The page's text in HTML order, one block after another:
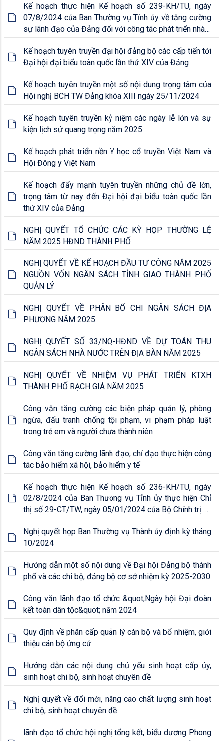
Kế hoạch thực hiện Kế hoạch số 239-KH/TU, ngày
07/8/2024 của Ban Thường vụ Tỉnh ủy về tăng cường
sự lãnh đạo của Đảng đối với công tác phát triển nhà ở
xã hội trong tình hình mới
Kế hoạch tuyên truyền đại hội đảng bộ các cấp tiến tới
Đại hội đại biểu toàn quốc lần thứ XIV của Đảng
Kế hoạch tuyên truyền một số nội dung trọng tâm của
Hội nghị BCH TW Đảng khóa XIII ngày 25/11/2024
Kế hoạch tuyên truyền kỷ niệm các ngày lễ lớn và sự
kiện lịch sử quang trọng năm 2025
Kế hoạch phát triển nền Y học cổ truyền Việt Nam và
Hội Đông y Việt Nam
Kế hoạch đẩy mạnh tuyên truyền những chủ đề lớn,
trọng tâm từ nay đến Đại hội đại biểu toàn quốc lần
thứ XIV của Đảng
NGHỊ QUYẾT TỔ CHỨC CÁC KỲ HỌP THƯỜNG LỆ
NĂM 2025 HĐND THÀNH PHỐ
NGHỊ QUYẾT VỀ KẾ HOẠCH ĐẦU TƯ CÔNG NĂM 2025
NGUỒN VỐN NGÂN SÁCH TỈNH GIAO THÀNH PHỐ
QUẢN LÝ
NGHỊ QUYẾT VỀ PHÂN BỔ CHI NGÂN SÁCH ĐỊA
PHƯƠNG NĂM 2025
NGHỊ QUYẾT SỐ 33/NQ-HĐND VỀ DỰ TOÁN THU
NGÂN SÁCH NHÀ NƯỚC TRÊN ĐỊA BÀN NĂM 2025
NGHỊ QUYẾT VỀ NHIỆM VỤ PHÁT TRIỂN KTXH
THÀNH PHỐ RẠCH GIÁ NĂM 2025
Công văn tăng cường các biện pháp quản lý, phòng
ngừa, đấu tranh chống tội phạm, vi phạm pháp luật
trong trẻ em và người chưa thành niên
Công văn tăng cường lãnh đạo, chỉ đạo thực hiện công
tác bảo hiểm xã hội, bảo hiểm y tế
Kế hoạch thực hiện Kế hoạch số 236-KH/TU, ngày
02/8/2024 của Ban Thường vụ Tỉnh ủy thực hiện Chỉ
thị số 29-CT/TW, ngày 05/01/2024 của Bộ Chính trị về
công tác phổ cập giáo dục, giáo dục bắt buộc, xóa mù
chữ cho người lớn và đẩy mạnh phân luồng học sinh tr
Nghị quyết họp Ban Thường vụ Thành ủy định kỳ tháng
10/2024
Hướng dẫn một số nội dung về Đại hội Đảng bộ thành
phố và các chi bộ, đảng bộ cơ sở nhiệm kỳ 2025-2030
Công văn lãnh đạo tổ chức &quot;Ngày hội Đại đoàn
kết toàn dân tộc&quot; năm 2024
Quy định về phân cấp quản lý cán bộ và bổ nhiệm, giới
thiệu cán bộ ứng cử
Hướng dẫn các nội dung chủ yếu sinh hoạt cấp ủy,
sinh hoạt chi bộ, sinh hoạt chuyên đề
Nghị quyết về đổi mới, nâng cao chất lượng sinh hoạt
chi bộ, sinh hoạt chuyên đề
lãnh đạo tổ chức hội nghị tổng kết, biểu dương Phong